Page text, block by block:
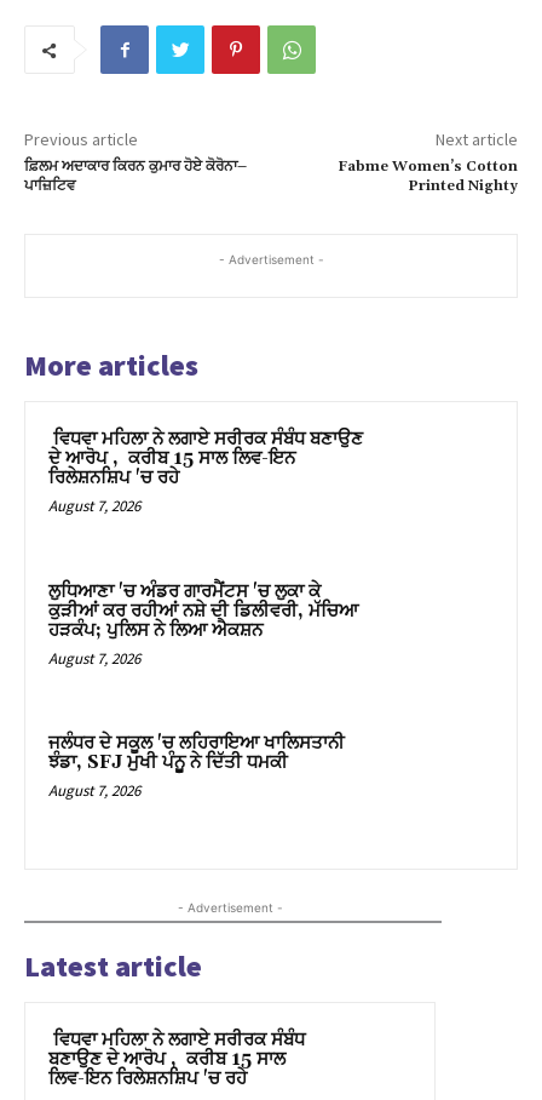
panel
panel
panel
panel
panel
panel
panel
panel
panel
Previous article
ਫ਼ਿਲਮ ਅਦਾਕਾਰ ਕਿਰਨ ਕੁਮਾਰ ਹੋਏ ਕੋਰੋਨਾ–
ਪਾਜ਼ਿਟਿਵ
Next article
Fabme Women’s Cotton
Printed Nighty
- Advertisement -
More articles
ਵਿਧਵਾ ਮਹਿਲਾ ਨੇ ਲਗਾਏ ਸਰੀਰਕ ਸੰਬੰਧ ਬਣਾਉਣ
ਦੇ ਆਰੋਪ , ਕਰੀਬ 15 ਸਾਲ ਲਿਵ-ਇਨ
ਰਿਲੇਸ਼ਨਸ਼ਿਪ 'ਚ ਰਹੇ
August 7, 2026
ਲੁਧਿਆਣਾ 'ਚ ਅੰਡਰ ਗਾਰਮੈਂਟਸ 'ਚ ਲੁਕਾ ਕੇ
ਕੁੜੀਆਂ ਕਰ ਰਹੀਆਂ ਨਸ਼ੇ ਦੀ ਡਿਲੀਵਰੀ, ਮੱਚਿਆ
ਹੜਕੰਪ; ਪੁਲਿਸ ਨੇ ਲਿਆ ਐਕਸ਼ਨ
August 7, 2026
ਜਲੰਧਰ ਦੇ ਸਕੂਲ 'ਚ ਲਹਿਰਾਇਆ ਖਾਲਿਸਤਾਨੀ
ਝੰਡਾ, SFJ ਮੁਖੀ ਪੰਨੂੂ ਨੇ ਦਿੱਤੀ ਧਮਕੀ
August 7, 2026
- Advertisement -
Latest article
ਵਿਧਵਾ ਮਹਿਲਾ ਨੇ ਲਗਾਏ ਸਰੀਰਕ ਸੰਬੰਧ
ਬਣਾਉਣ ਦੇ ਆਰੋਪ , ਕਰੀਬ 15 ਸਾਲ
ਲਿਵ-ਇਨ ਰਿਲੇਸ਼ਨਸ਼ਿਪ 'ਚ ਰਹੇ